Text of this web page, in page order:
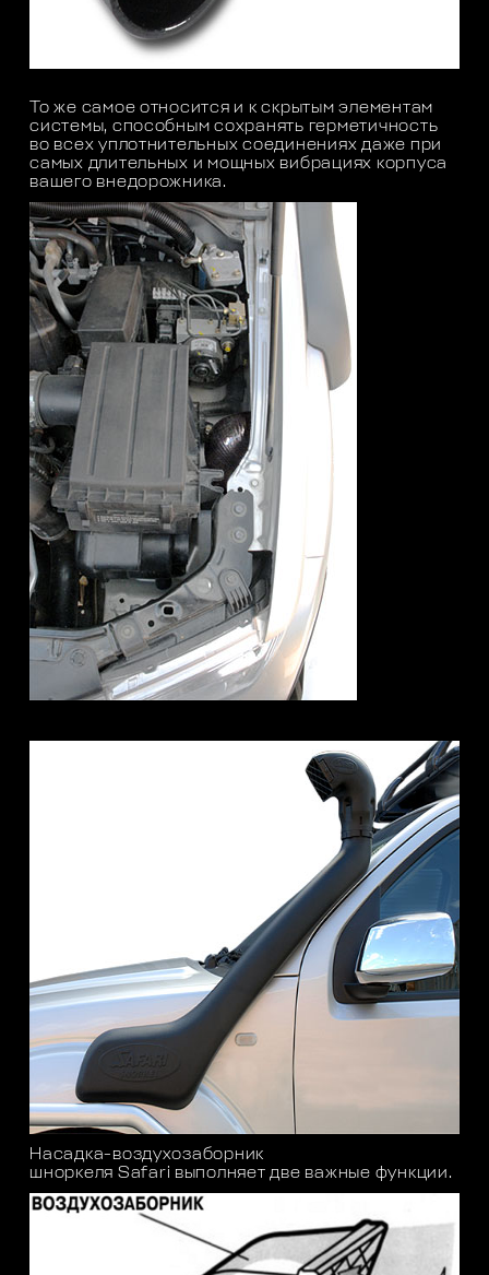
То же самое относится и к скрытым элементам
системы, способным сохранять герметичность
во всех уплотнительных соединениях даже при
самых длительных и мощных вибрациях корпуса
вашего внедорожника.
Насадка-воздухозаборник
шноркеля Safari выполняет две важные функции.